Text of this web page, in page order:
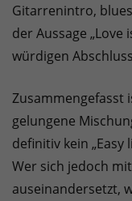
Gitarrenintro,
der Aussage
würdigen
Zusammengefasst
gelungene
definitiv kein
Wer sich jedoch
auseinandersetzt,